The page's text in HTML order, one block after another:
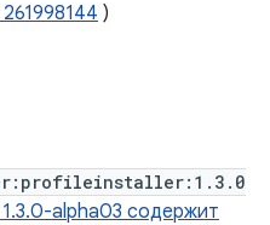
)
alpha03 содержит